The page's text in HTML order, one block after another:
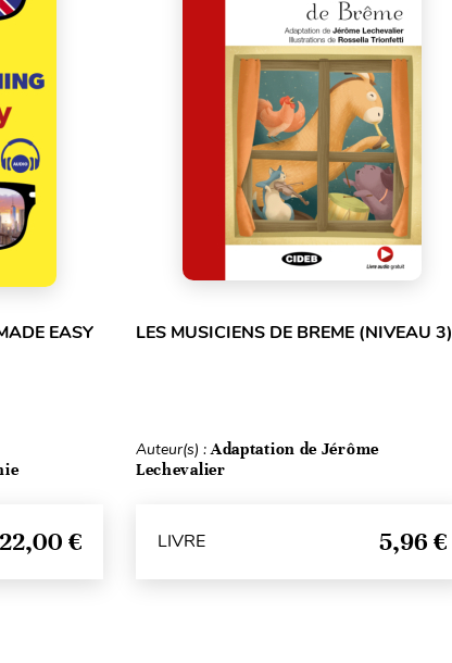
EASY
22,00 €
LES MUSICIENS DE BREME (NIVEAU 3)
Auteur(s) :Adaptation de Jérôme
Lechevalier
LIVRE 5,96 €